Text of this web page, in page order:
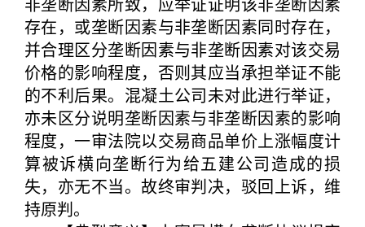
存在，或垄断因素与非垄断因素同时存在，
并合理区分垄断因素与非垄断因素对该交易
价格的影响程度，否则其应当承担举证不能
的不利后果。混凝土公司未对此进行举证，
亦未区分说明垄断因素与非垄断因素的影响
程度，一审法院以交易商品单价上涨幅度计
算被诉横向垄断行为给五建公司造成的损
失，亦无不当。故终审判决，驳回上诉，维
持原判。